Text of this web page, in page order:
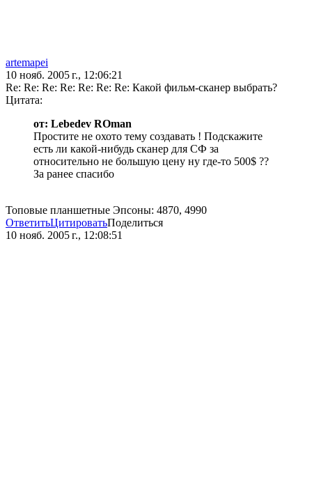
artemapei
10 нояб. 2005 г., 12:06:21
Re: Re: Re: Re: Re: Re: Re: Какой фильм-сканер выбрать?
Цитата:
от: Lebedev ROman
Простите не охото тему создавать ! Подскажите
есть ли какой-нибудь сканер для СФ за
относительно не большую цену ну где-то 500$ ??
За ранее спасибо
Топовые планшетные Эпсоны: 4870, 4990
ОтветитьЦитироватьПоделиться
10 нояб. 2005 г., 12:08:51